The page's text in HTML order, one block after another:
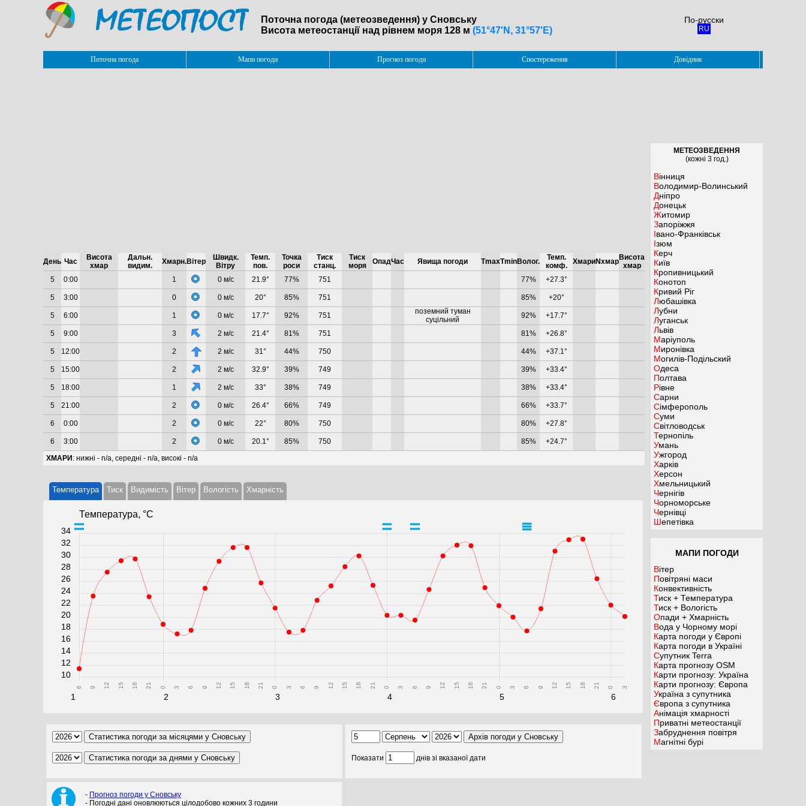
Поточна погода (метеозведення) у Сновську
Висота метеостанції над рівнем моря 128 м (51°47'N, 31°57'E)
По-русски
RU
Поточна погода Мапи погоди Прогноз погоди Спостереження Довідник
День Час
Висота
хмар
Дальн.
видим.
Хмарн.Вітер
Швидк.
Вітру
Темп.
пов.
Точка
роси
Тиск
станц.
Тиск
моря
ОпадЧас Явища погоди TmaxTminВолог.
Темп.
комф.
ХмариNхмарВисота
хмар
5
0:00 1 0 м/с 21.9° 77% 751 77% +27.3°
5 3:00 0 0 м/с 20° 85% 751 85% +20°
5 6:00 1 0 м/с 17.7° 92% 751
поземний туман
суцільний
92% +17.7°
5 9:00 3 2 м/с 21.4° 81% 751 81% +26.8°
5 12:00 2 2 м/с 31° 44% 750 44% +37.1°
5 15:00 2 2 м/с 32.9° 39% 749 39% +33.4°
5 18:00 1 2 м/с 33° 38% 749 38% +33.4°
5 21:00 2 0 м/с 26.4° 66% 749 66% +33.7°
6 0:00 2 0 м/с 22° 80% 750 80% +27.8°
6 3:00 2 0 м/с 20.1° 85% 750 85%
+24.7°
ХМАРИ : нижні - n/a, середні - n/a, високі - n/a
Температура Тиск Видимість Вітер Вологість Хмарність
Температура, °C
1
6 9 12 15 18 21
2
0 3 6 9 12 15 18 21
3
0 3 6 9 12 15 18 21
4
0 3 6 9 12 15 18 21
5
0 3 6 9 12 15 18 21
6
0 3
10
12
14
16
18
20
22
24
26
28
30
32
34
Показати днів зі вказаної дати
- Прогноз погоди у Сновську
- Погодні дані оновлюються цілодобово кожних 3 години
МЕТЕОЗВЕДЕННЯ
(кожні 3 год.)
Вінниця
Володимир-Волинський
Дніпро
Донецьк
Житомир
Запоріжжя
Івано-Франківськ
Ізюм
Керч
Київ
Кропивницький
Конотоп
Кривий Ріг
Любашівка
Лубни
Луганськ
Львів
Маріуполь
Миронівка
Могилів-Подільский
Одеса
Полтава
Рівне
Сарни
Сімферополь
Суми
Світловодськ
Тернопіль
Умань
Ужгород
Харків
Херсон
Хмельницький
Чернігів
Чорноморське
Чернівці
Шепетівка
МАПИ ПОГОДИ
Вітер
Повітряні маси
Конвективність
Тиск + Температура
Тиск + Вологість
Опади + Хмарність
Вода у Чорному морі
Карта погоди у Європі
Карта погоди в Україні
Супутник Terra
Карта прогнозу OSM
Карти прогнозу: Україна
Карти прогнозу: Європа
Україна з супутника
Європа з супутника
Анімація хмарності
Приватні метеостанції
Забруднення повітря
Магнітні бурі